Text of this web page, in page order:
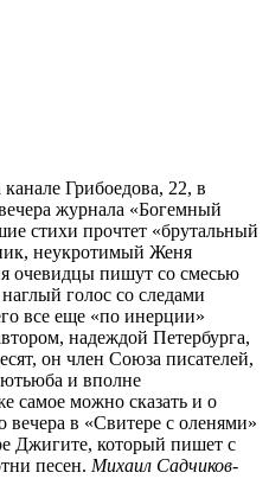
Грибоедова, 22, в
журнала «Богемный
стихи прочтет «брутальный
неукротимый Женя
очевидцы пишут со смесью
голос со следами
все еще «по инерции»
надеждой Петербурга,
он член Союза писателей,
и вполне
самое можно сказать и о
вечера в «Свитере с оленями»
Джигите, который пишет с
песен. Михаил Садчиков-